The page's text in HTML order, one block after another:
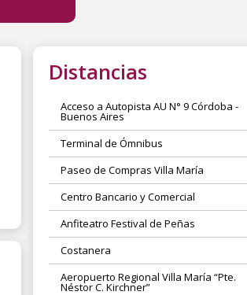
Distancias
Acceso a Autopista AU N° 9 Córdoba -
Buenos Aires
Terminal de Ómnibus
Paseo de Compras Villa María
Centro Bancario y Comercial
Anfiteatro Festival de Peñas
Costanera
Aeropuerto Regional Villa María “Pte.
Néstor C. Kirchner”